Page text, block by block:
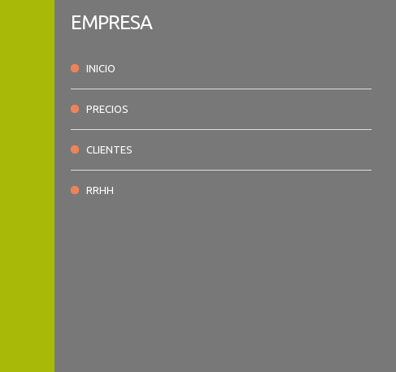
EMPRESA
INICIO
PRECIOS
CLIENTES
RRHH